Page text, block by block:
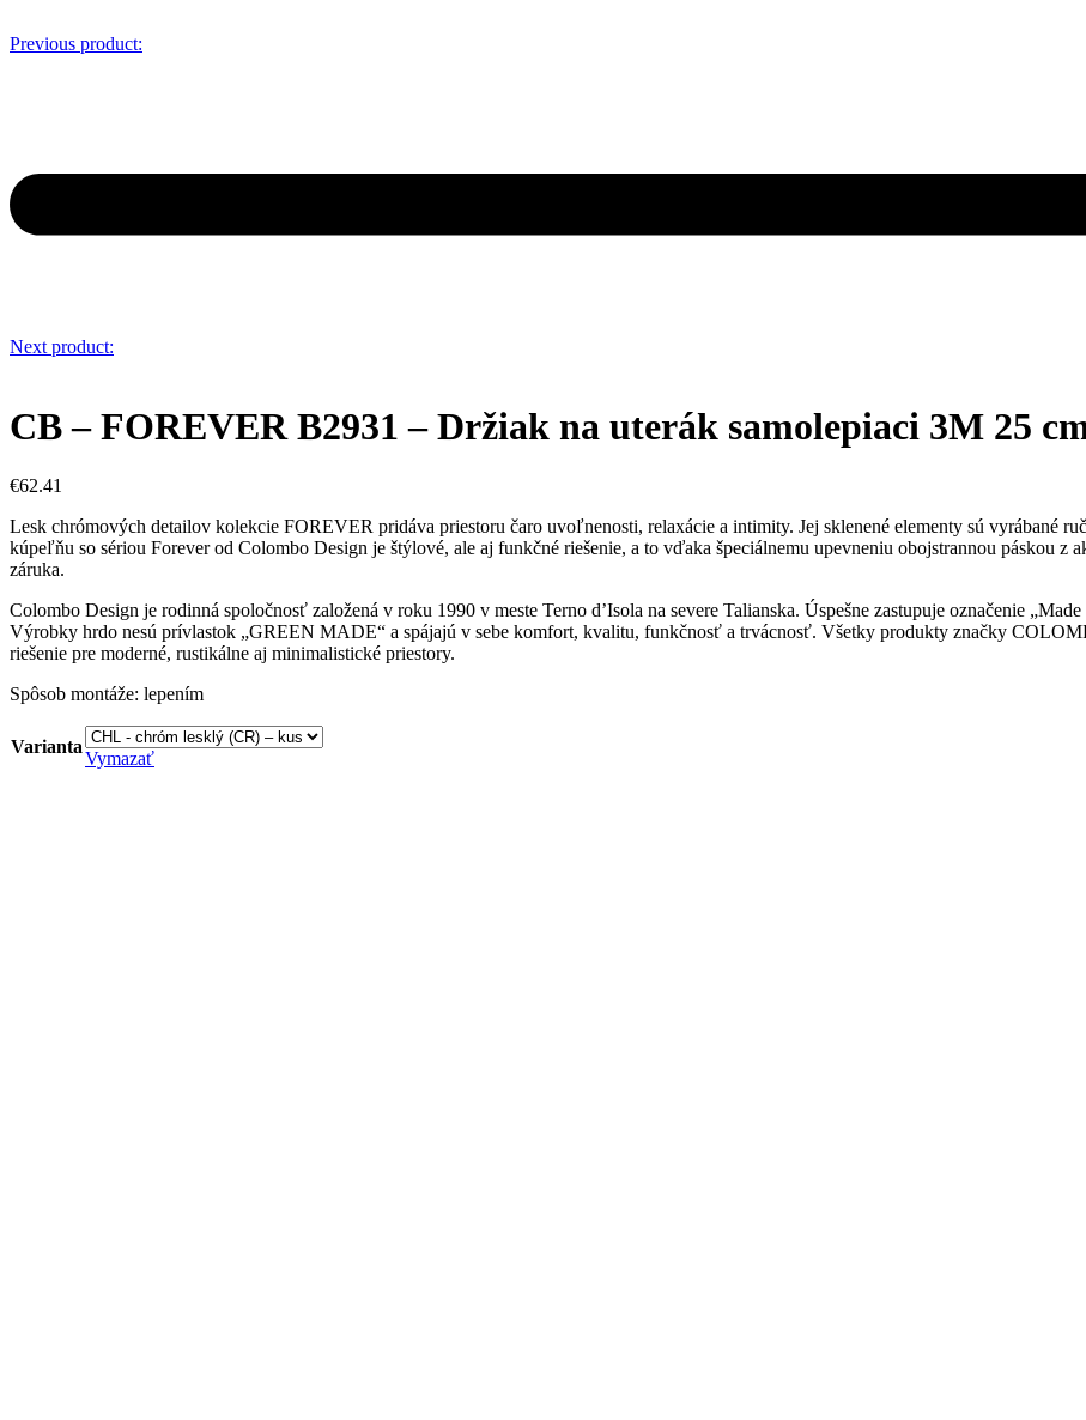
Previous product:
Next product:
CB – FOREVER B2931 – Držiak na uterák samolepiaci 3M 25
€62.41
Lesk chrómových detailov kolekcie FOREVER pridáva priestoru čaro uvoľnenosti, relaxácie a intimity. Jej sklenené elementy sú vyrábané
kúpeľňu so sériou Forever od Colombo Design je štýlové, ale aj funkčné riešenie, a to vďaka špeciálnemu upevneniu obojstrannou páskou
záruka.
Colombo Design je rodinná spoločnosť založená v roku 1990 v meste Terno d’Isola na severe Talianska. Úspešne zastupuje označenie
Výrobky hrdo nesú prívlastok „GREEN MADE“ a spájajú v sebe komfort, kvalitu, funkčnosť a trvácnosť. Všetky produkty značky
riešenie pre moderné, rustikálne aj minimalistické priestory.
Spôsob montáže: lepením
Varianta
Vymazať